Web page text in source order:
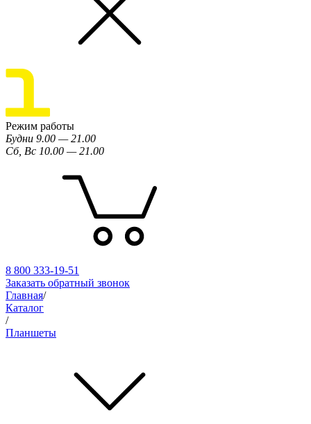
Режим работы
Будни 9.00 — 21.00
Сб, Вс 10.00 — 21.00
8 800 333-19-51
Заказать обратный звонок
Главная/
Каталог
/
Планшеты